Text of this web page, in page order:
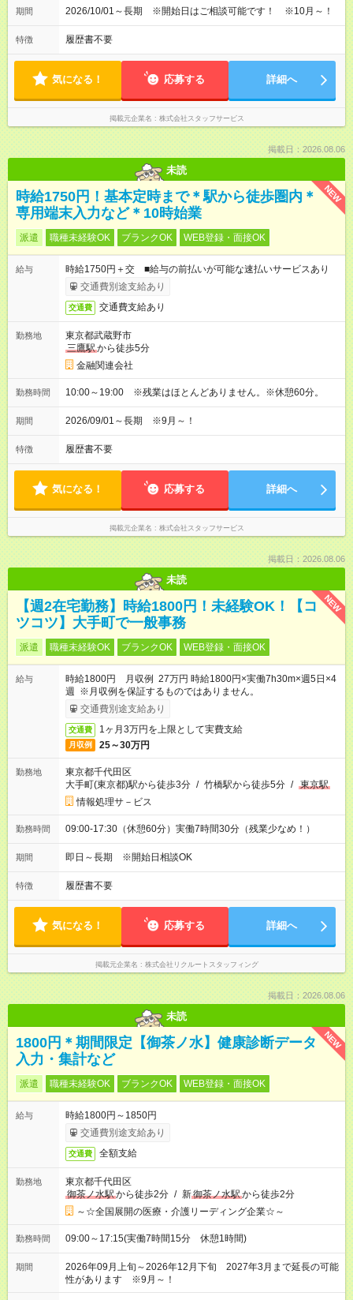
期間 2026/10/01～長期 ※開始日はご相談可能です！ ※10月～！
特徴 履歴書不要
気になる！ 応募する 詳細へ
掲載元企業名 株式会社スタッフサービス
掲載日：2026.08.06
未読
NEW
時給1750円！基本定時まで＊駅から徒歩圏内＊
専用端末入力など＊10時始業
派遣 職種未経験OK ブランクOK WEB登録・面接OK
給与
時給1750円＋交 ■給与の前払いが可能な速払いサービスあり
交通費別途支給あり
交通費 交通費支給あり
勤務地
東京都武蔵野市
三鷹駅から徒歩5分
金融関連会社
勤務時間 10:00～19:00 ※残業はほとんどありません。※休憩60分。
期間 2026/09/01～長期 ※9月～！
特徴 履歴書不要
気になる！ 応募する 詳細へ
掲載元企業名 株式会社スタッフサービス
掲載日：2026.08.06
未読
NEW
【週2在宅勤務】時給1800円！未経験OK！【コ
ツコツ】大手町で一般事務
派遣 職種未経験OK ブランクOK WEB登録・面接OK
給与
時給1800円 月収例 27万円 時給1800円×実働7h30m×週5日×4
週 ※月収例を保証するものではありません。
交通費別途支給あり
交通費 1ヶ月3万円を上限として実費支給
月収例 25～30万円
勤務地
東京都千代田区
大手町(東京都)駅から徒歩3分 / 竹橋駅から徒歩5分 / 東京駅
情報処理サ－ビス
勤務時間 09:00-17:30（休憩60分）実働7時間30分（残業少なめ！）
期間 即日～長期 ※開始日相談OK
特徴 履歴書不要
気になる！ 応募する 詳細へ
掲載元企業名 株式会社リクルートスタッフィング
掲載日：2026.08.06
未読
NEW
1800円＊期間限定【御茶ノ水】健康診断データ
入力・集計など
派遣 職種未経験OK ブランクOK WEB登録・面接OK
給与
時給1800円～1850円
交通費別途支給あり
交通費 全額支給
勤務地
東京都千代田区
御茶ノ水駅から徒歩2分 / 新御茶ノ水駅から徒歩2分
～☆全国展開の医療・介護リーディング企業☆～
勤務時間 09:00～17:15(実働7時間15分 休憩1時間)
期間
2026年09月上旬～2026年12月下旬 2027年3月まで延長の可能
性があります ※9月～！